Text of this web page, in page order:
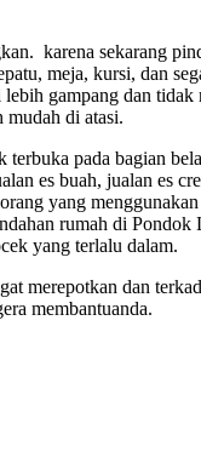
karena sekarang
meja, kursi, dan
gampang dan
mudah di atasi.
pada bagian
es buah, jualan es
yang
rumah di
yang terlalu dalam.
merepotkan dan
membantuanda.